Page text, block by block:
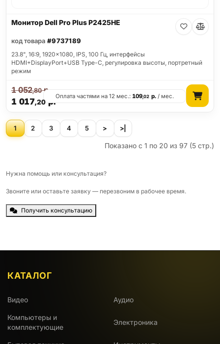
Монитор Dell Pro Plus P2425HE
код товара #9737189
23.8", 16:9, 1920x1080, IPS, 100 Гц, интерфейсы
HDMI+DisplayPort+USB Type-C, регулировка высоты, портретный
режим
1 017,20 р.
1 052,80р.
Оплата частями на 12 мес.:109,02 р./ мес.
1 2 3 4 5 > >|
Показано с 1 по 20 из 97 (5 стр.)
Нужна помощь или консультация?
Звоните или оставьте заявку — перезвоним в рабочее время.
Получить консультацию
КАТАЛОГ
Видео Аудио
Компьютеры и
комплектующие
Электроника